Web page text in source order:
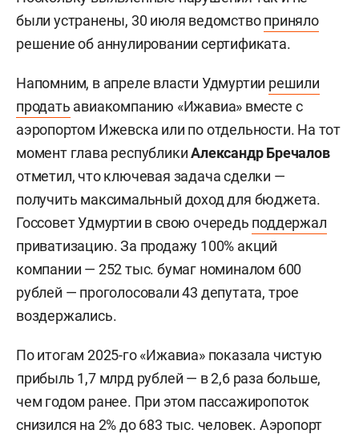
были устранены, 30 июля ведомствоприняло
решение об аннулировании сертификата.
Напомним, в апреле власти Удмуртии решили
продать авиакомпанию «Ижавиа» вместе с
аэропортом Ижевска или по отдельности. На тот
момент глава республикиАлександр Бречалов
отметил, что ключевая задача сделки —
получить максимальный доход для бюджета.
Госсовет Удмуртии в свою очередь поддержал
приватизацию. За продажу 100% акций
компании — 252 тыс. бумаг номиналом 600
рублей — проголосовали 43 депутата, трое
воздержались.
По итогам 2025-го «Ижавиа» показала чистую
прибыль 1,7 млрд рублей — в 2,6 раза больше,
чем годом ранее. При этом пассажиропоток
снизился на 2% до 683 тыс. человек. Аэропорт